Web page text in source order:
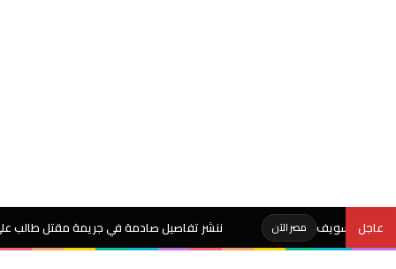
عاجل مصر الآن ننشر تفاصيل صادمة في جريمة مقتل طالب على يد